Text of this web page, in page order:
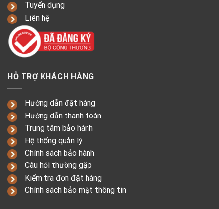
Tuyển dụng
Liên hệ
HỖ TRỢ KHÁCH HÀNG
Hướng dẫn đặt hàng
Hướng dẫn thanh toán
Trung tâm bảo hành
Hệ thống quản lý
Chính sách bảo hành
Câu hỏi thường gặp
Kiểm tra đơn đặt hàng
Chính sách bảo mật thông tin